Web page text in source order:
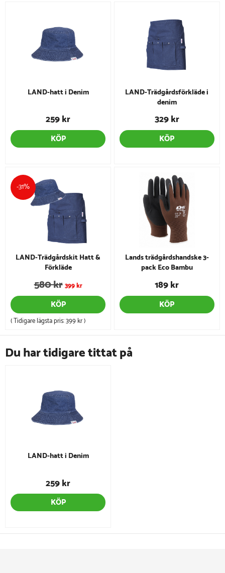
LAND-hatt i Denim
259 kr
KÖP
LAND-Trädgårdsförkläde i
denim
329 kr
KÖP
-31%
LAND-Trädgårdskit Hatt &
Förkläde
580 kr 399 kr
KÖP
( Tidigare lägsta pris:399 kr)
Lands trädgårdshandske 3-
pack Eco Bambu
189 kr
KÖP
Du har tidigare tittat på
LAND-hatt i Denim
259 kr
KÖP